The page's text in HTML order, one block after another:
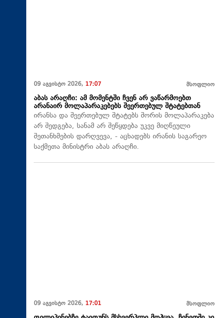
09 აგვისტო 2026, 17:07 მსოფლიო
აბას არაღჩი: ამ მომენტში ჩვენ არ ვაწარმოებთ
არანაირ მოლაპარაკებებს შეერთებულ შტატებთან
ირანსა და შეერთებულ შტატებს შორის მოლაპარაკება
არ შედგება, სანამ არ შეწყდება უკვე მიღწეული
შეთანხმების დარღვევა, - აცხადებს ირანის საგარეო
საქმეთა მინისტრი აბას არაღჩი.
09 აგვისტო 2026, 17:01 მსოფლიო